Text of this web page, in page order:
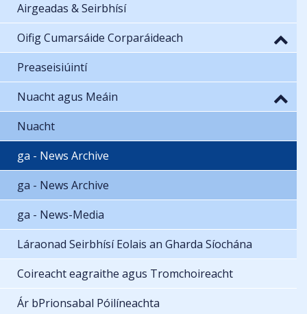
Airgeadas & Seirbhísí
Oifig Cumarsáide Corparáideach
Preaseisiúintí
Nuacht agus Meáin
Nuacht
ga - News Archive
ga - News Archive
ga - News-Media
Láraonad Seirbhísí Eolais an Gharda Síochána
Coireacht eagraithe agus Tromchoireacht
Ár bPrionsabal Póilíneachta